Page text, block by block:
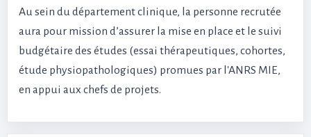
Au sein du département clinique, la personne recrutée
aura pour mission d’assurer la mise en place et le suivi
budgétaire des études (essai thérapeutiques, cohortes,
étude physiopathologiques) promues par l'ANRS MIE,
en appui aux chefs de projets.